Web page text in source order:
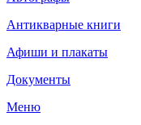
Антикварные книги
Афиши и плакаты
Документы
Меню